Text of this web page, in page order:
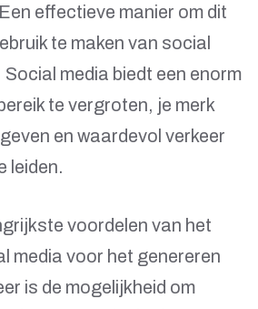
effectieve manier om dit
te maken van social
media biedt een enorm
te vergroten, je merk
en waardevol verkeer
leiden.
voordelen van het
media voor het genereren
is de mogelijkheid om